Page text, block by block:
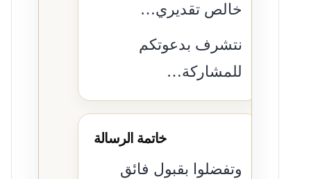
خالص تقديري…
نتشرف بدعوتكم
للمشاركة…
خاتمة الرسالة
وتفضلوا بقبول فائق